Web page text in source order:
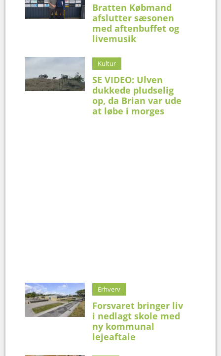
Bratten Købmand
afslutter sæsonen
med aftenbuffet og
livemusik
Kultur
SE VIDEO: Ulven
dukkede pludselig
op, da Brian var ude
at løbe i morges
Erhverv
Forsvaret bringer liv
i nedlagt skole med
ny kommunal
lejeaftale